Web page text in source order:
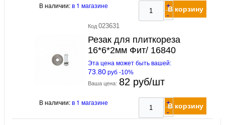
В наличии:в 1 магазине
+
-
В корзину
Код 023631
Резак для плиткореза
16*6*2мм Фит/ 16840
Эта цена может быть вашей:
73.80 руб -10%
Ваша цена: 82 руб/шт
В наличии:в 1 магазине
+
-
В корзину